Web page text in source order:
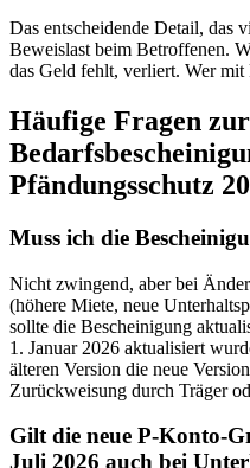
Das entscheidende Detail, das
Beweislast beim Betroffenen.
das Geld fehlt, verliert. Wer
Häufige Fragen zur
Pfändungsschutz
Muss ich die
Nicht zwingend, aber bei
(höhere Miete, neue
sollte die Bescheinigung
1. Januar 2026 aktualisiert
älteren Version die neue
Zurückweisung durch Träger
Gilt die neue P-Konto-
Juli 2026 auch bei